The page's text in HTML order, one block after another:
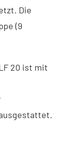
Die
(9
20 ist mit